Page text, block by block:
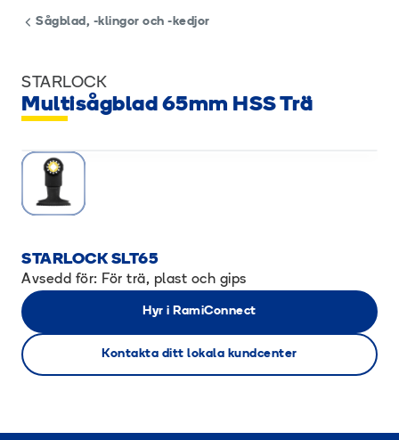
Sågblad, -klingor och -kedjor
STARLOCK
Multisågblad 65mm HSS Trä
STARLOCK SLT65
Avsedd för: För trä, plast och gips
Hyr i RamiConnect
Kontakta ditt lokala kundcenter